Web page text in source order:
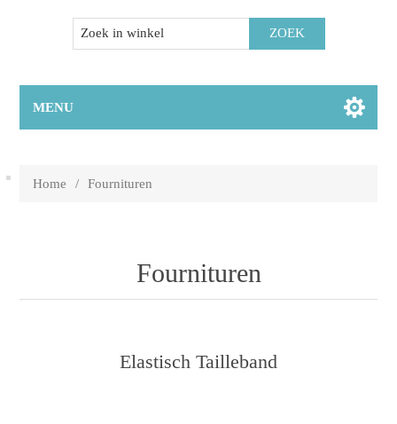
MENU
Home / Fournituren
Fournituren
Elastisch Tailleband